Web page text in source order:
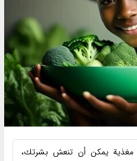
مغذية يمكن أن تنعش بشرتك،